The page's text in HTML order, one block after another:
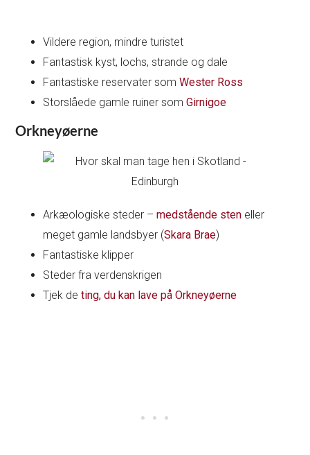
Vildere region, mindre turistet
Fantastisk kyst, lochs, strande og dale
Fantastiske reservater somWester Ross
Storslåede gamle ruiner somGirnigoe
Orkneyøerne
Arkæologiske steder –medstående sten eller
meget gamle landsbyer (Skara Brae)
Fantastiske klipper
Steder fra verdenskrigen
Tjek deting, du kan lave på Orkneyøerne